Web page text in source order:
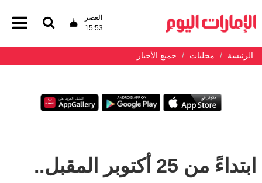
العصر
15:53
الرئيسة محليات جميع الأخبار
ابتداءً من 25 أكتوبر المقبل..